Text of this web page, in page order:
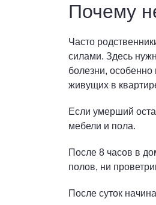
Почему
Часто
силами. Здесь
болезни, особенно
живущих в
Если умерший
мебели и пола.
После 8 часов в
полов, ни
После суток